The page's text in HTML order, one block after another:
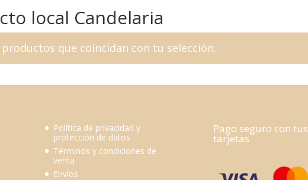
local Candelaria
que coincidan con tu selección.
Política de privacidad y
protección de datos
Términos y condiciones de
venta
Envíos
Pago seguro con tus
tarjetas